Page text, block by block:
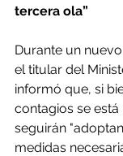
tercera ola”
Durante un
el titular del
informó que, si
contagios se está
seguirán
medidas